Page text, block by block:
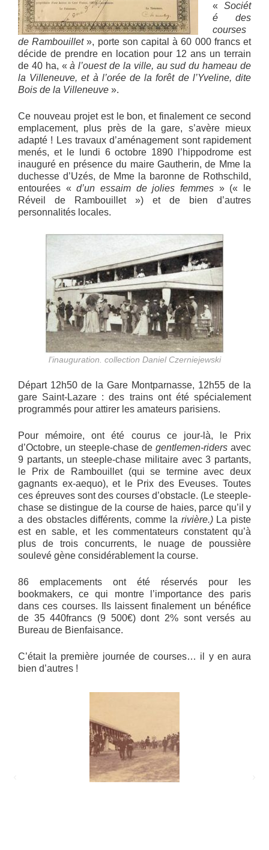
« Sociét
é des
courses
de Rambouillet», porte son capital à 60 000 francs et
décide de prendre en location pour 12 ans un terrain
de 40 ha, «à l’ouest de la ville, au sud du hameau de
la Villeneuve, et à l’orée de la forêt de l’Yveline, dite
Bois de la Villeneuve ».
Ce nouveau projet est le bon, et finalement ce second
emplacement, plus près de la gare, s’avère mieux
adapté ! Les travaux d’aménagement sont rapidement
menés, et le lundi 6 octobre 1890 l’hippodrome est
inauguré en présence du maire Gautherin, de Mme la
duchesse d’Uzés, de Mme la baronne de Rothschild,
entourées «d’un essaim de jolies femmes » (« le
Réveil de Rambouillet ») et de bien d’autres
personnalités locales.
l’inauguration. collection Daniel Czerniejewski
Départ 12h50 de la Gare Montparnasse, 12h55 de la
gare Saint-Lazare : des trains ont été spécialement
programmés pour attirer les amateurs parisiens.
Pour mémoire, ont été courus ce jour-là, le Prix
d’Octobre, un steeple-chase de gentlemen-riders avec
9 partants, un steeple-chase militaire avec 3 partants,
le Prix de Rambouillet (qui se termine avec deux
gagnants ex-aequo), et le Prix des Eveuses. Toutes
ces épreuves sont des courses d’obstacle. (Le steeple-
chase se distingue de la course de haies, parce qu’il y
a des obstacles différents, comme la rivière.)La piste
est en sable, et les commentateurs constatent qu’à
plus de trois concurrents, le nuage de poussière
soulevé gène considérablement la course.
86 emplacements ont été réservés pour les
bookmakers, ce qui montre l’importance des paris
dans ces courses. Ils laissent finalement un bénéfice
de 35 440francs (9 500€) dont 2% sont versés au
Bureau de Bienfaisance.
C’était la première journée de courses… il y en aura
bien d’autres !